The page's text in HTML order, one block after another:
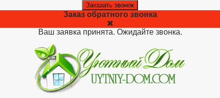
Заказать звонок
Заказ обратного звонка
Ваш заявка принята. Ожидайте звонка.